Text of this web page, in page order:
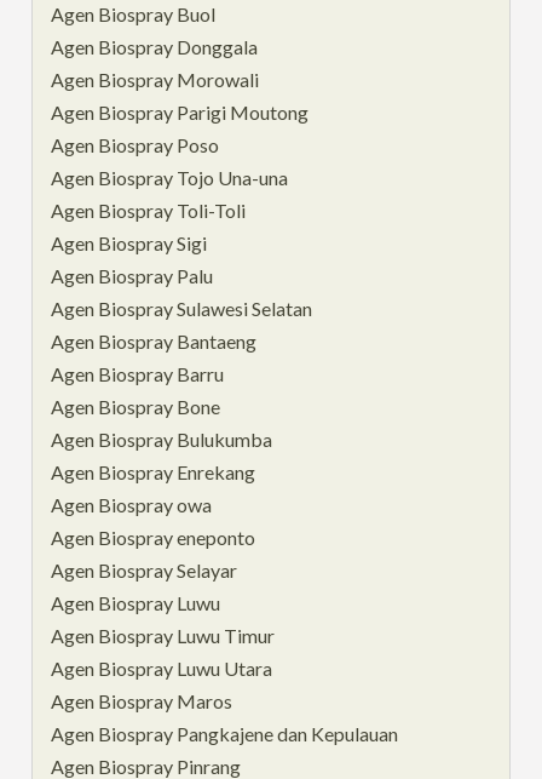
Agen Biospray Buol
Agen Biospray Donggala
Agen Biospray Morowali
Agen Biospray Parigi Moutong
Agen Biospray Poso
Agen Biospray Tojo Una-una
Agen Biospray Toli-Toli
Agen Biospray Sigi
Agen Biospray Palu
Agen Biospray Sulawesi Selatan
Agen Biospray Bantaeng
Agen Biospray Barru
Agen Biospray Bone
Agen Biospray Bulukumba
Agen Biospray Enrekang
Agen Biospray owa
Agen Biospray eneponto
Agen Biospray Selayar
Agen Biospray Luwu
Agen Biospray Luwu Timur
Agen Biospray Luwu Utara
Agen Biospray Maros
Agen Biospray Pangkajene dan Kepulauan
Agen Biospray Pinrang